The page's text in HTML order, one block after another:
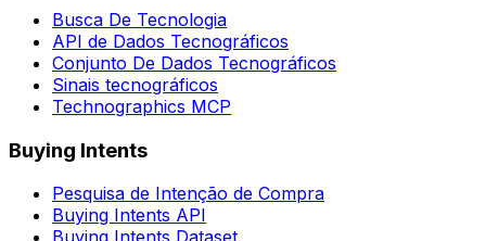
Busca De Tecnologia
API de Dados Tecnográficos
Conjunto De Dados Tecnográficos
Sinais tecnográficos
Technographics MCP
Buying Intents
Pesquisa de Intenção de Compra
Buying Intents API